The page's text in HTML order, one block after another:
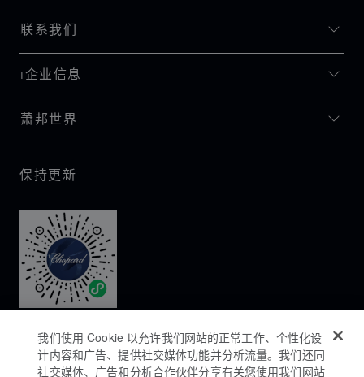
联系我们
I企业信息
萧邦世界
保持更新
我们使用 Cookie 以允许我们网站的正常工作、个性化设
计内容和广告、提供社交媒体功能并分析流量。我们还同
社交媒体、广告和分析合作伙伴分享有关您使用我们网站